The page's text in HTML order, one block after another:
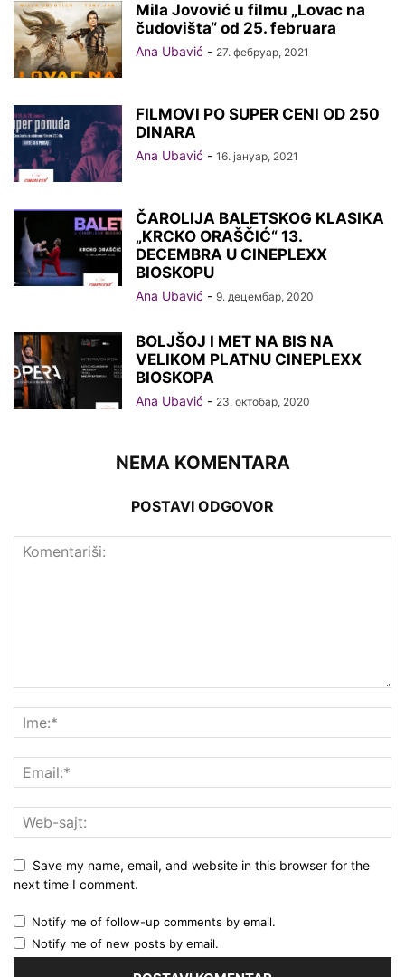
Mila Jovović u filmu „Lovac na
čudovišta“ od 25. februara
Ana Ubavić - 27. фебруар, 2021
FILMOVI PO SUPER CENI OD 250
DINARA
Ana Ubavić - 16. јануар, 2021
ČAROLIJA BALETSKOG KLASIKA
„KRCKO ORAŠČIĆ“ 13.
DECEMBRA U CINEPLEXX
BIOSKOPU
Ana Ubavić - 9. децембар, 2020
BOLJŠOJ I MET NA BIS NA
VELIKOM PLATNU CINEPLEXX
BIOSKOPA
Ana Ubavić - 23. октобар, 2020
NEMA KOMENTARA
POSTAVI ODGOVOR
Save my name, email, and website in this browser for the
next time I comment.
Notify me of follow-up comments by email.
Notify me of new posts by email.